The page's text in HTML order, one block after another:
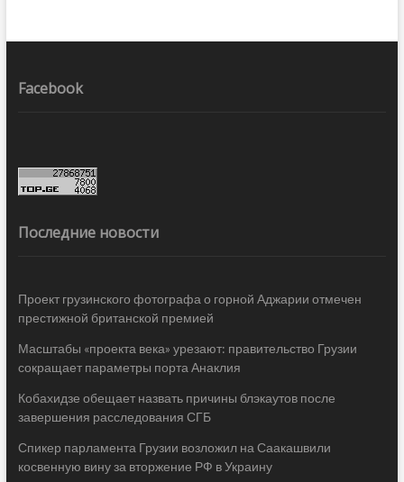
Facebook
Последние новости
Проект грузинского фотографа о горной Аджарии отмечен
престижной британской премией
Масштабы «проекта века» урезают: правительство Грузии
сокращает параметры порта Анаклия
Кобахидзе обещает назвать причины блэкаутов после
завершения расследования СГБ
Спикер парламента Грузии возложил на Саакашвили
косвенную вину за вторжение РФ в Украину